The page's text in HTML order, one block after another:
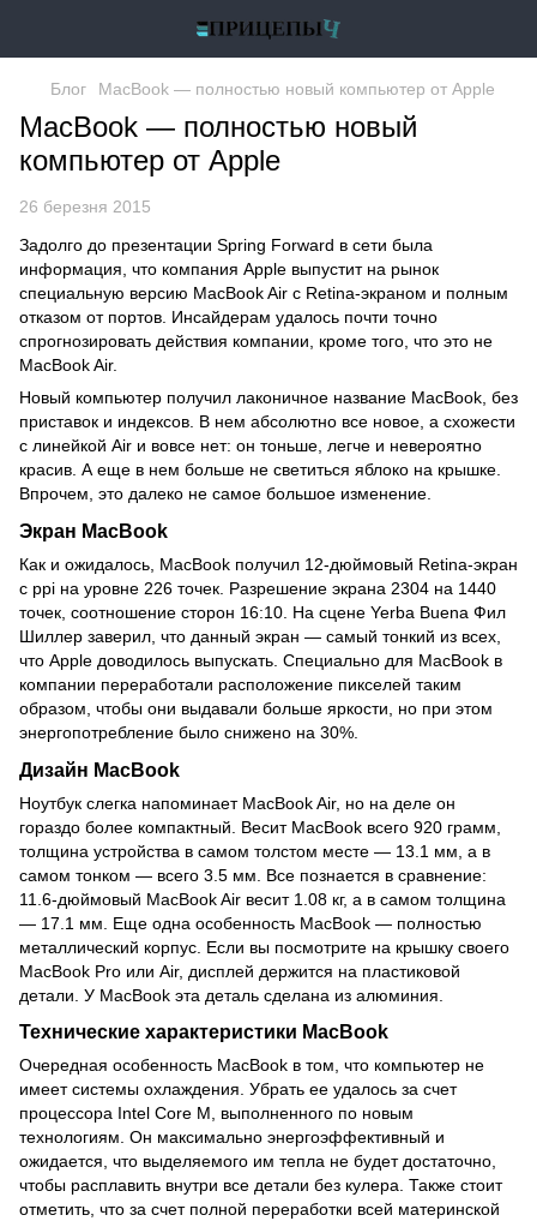
Блог MacBook — полностью новый компьютер от Apple
MacBook — полностью новый
компьютер от Apple
26 березня 2015
Задолго до презентации Spring Forward в сети была
информация, что компания Apple выпустит на рынок
специальную версию MacBook Air с Retina-экраном и полным
отказом от портов. Инсайдерам удалось почти точно
спрогнозировать действия компании, кроме того, что это не
MacBook Air.
Новый компьютер получил лаконичное название MacBook, без
приставок и индексов. В нем абсолютно все новое, а схожести
с линейкой Air и вовсе нет: он тоньше, легче и невероятно
красив. А еще в нем больше не светиться яблоко на крышке.
Впрочем, это далеко не самое большое изменение.
Экран MacBook
Как и ожидалось, MacBook получил 12-дюймовый Retina-экран
с ppi на уровне 226 точек. Разрешение экрана 2304 на 1440
точек, соотношение сторон 16:10. На сцене Yerba Buena Фил
Шиллер заверил, что данный экран — самый тонкий из всех,
что Apple доводилось выпускать. Специально для MacBook в
компании переработали расположение пикселей таким
образом, чтобы они выдавали больше яркости, но при этом
энергопотребление было снижено на 30%.
Дизайн MacBook
Ноутбук слегка напоминает MacBook Air, но на деле он
гораздо более компактный. Весит MacBook всего 920 грамм,
толщина устройства в самом толстом месте — 13.1 мм, а в
самом тонком — всего 3.5 мм. Все познается в сравнение:
11.6-дюймовый MacBook Air весит 1.08 кг, а в самом толщина
— 17.1 мм. Еще одна особенность MacBook — полностью
металлический корпус. Если вы посмотрите на крышку своего
MacBook Pro или Air, дисплей держится на пластиковой
детали. У MacBook эта деталь сделана из алюминия.
Технические характеристики MacBook
Очередная особенность MacBook в том, что компьютер не
имеет системы охлаждения. Убрать ее удалось за счет
процессора Intel Core M, выполненного по новым
технологиям. Он максимально энергоэффективный и
ожидается, что выделяемого им тепла не будет достаточно,
чтобы расплавить внутри все детали без кулера. Также стоит
отметить, что за счет полной переработки всей материнской